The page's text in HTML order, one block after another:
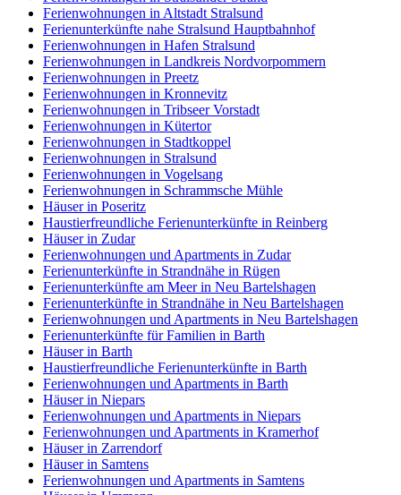
Ferienwohnungen in Altstadt Stralsund
Ferienunterkünfte nahe Stralsund Hauptbahnhof
Ferienwohnungen in Hafen Stralsund
Ferienwohnungen in Landkreis Nordvorpommern
Ferienwohnungen in Preetz
Ferienwohnungen in Kronnevitz
Ferienwohnungen in Tribseer Vorstadt
Ferienwohnungen in Kütertor
Ferienwohnungen in Stadtkoppel
Ferienwohnungen in Stralsund
Ferienwohnungen in Vogelsang
Ferienwohnungen in Schrammsche Mühle
Häuser in Poseritz
Haustierfreundliche Ferienunterkünfte in Reinberg
Häuser in Zudar
Ferienwohnungen und Apartments in Zudar
Ferienunterkünfte in Strandnähe in Rügen
Ferienunterkünfte am Meer in Neu Bartelshagen
Ferienunterkünfte in Strandnähe in Neu Bartelshagen
Ferienwohnungen und Apartments in Neu Bartelshagen
Ferienunterkünfte für Familien in Barth
Häuser in Barth
Haustierfreundliche Ferienunterkünfte in Barth
Ferienwohnungen und Apartments in Barth
Häuser in Niepars
Ferienwohnungen und Apartments in Niepars
Ferienwohnungen und Apartments in Kramerhof
Häuser in Zarrendorf
Häuser in Samtens
Ferienwohnungen und Apartments in Samtens